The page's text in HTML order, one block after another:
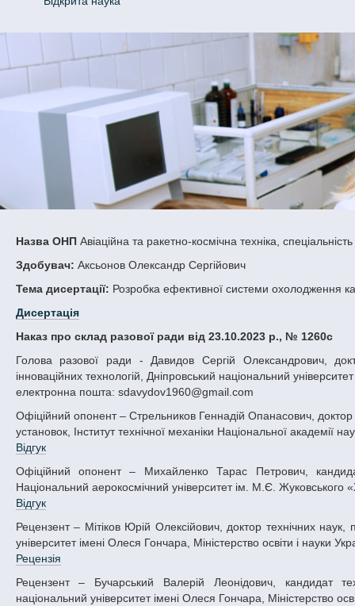
Назва ОНПАвіаційна та ракетно-космічна техніка,
Здобувач: Аксьонов Олександр Сергійович
Тема дисертації: Розробка ефективної системи охолодження
Дисертація
Наказ про склад разової ради від 23.10.2023 р., № 1260с
Голова разової ради - Давидов Сергій Олександрович, доктор технічних наук, професор, професор кафедри ракетно-космічних та
інноваційних технологій, Дніпровський національний
електронна пошта: sdavydov1960@gmail.com
Офіційний опонент – Стрельников Геннадій Опанасович, доктор технічних наук, професор, завідувач відділу термогазодинаміки енергетичних
установок, Інститут технічної механіки Національної академії
Відгук
Офіційний опонент – Михайленко Тарас Петрович, кандидат технічних наук, доцент, доцент кафедри аерокосмічної теплотехніки,
Національний аерокосмічний університет ім. М.Є. Жуковського
Відгук
Рецензент – Мітіков Юрій Олексійович, доктор технічних наук, професор, завідувач кафедри двигунобудування, Дніпровський національний
університет імені Олеся Гончара, Міністерство освіти і науки
Рецензія
Рецензент – Бучарський Валерій Леонідович, кандидат технічних наук, доцент, доцент кафедри двигунобудування, Дніпровський
національний університет імені Олеся Гончара, Міністерство